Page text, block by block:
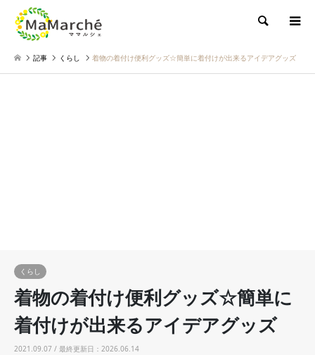
検索
記事 くらし 着物の着付け便利グッズ☆簡単に着付けが出来るアイデアグッズ
くらし
着物の着付け便利グッズ☆簡単に
着付けが出来るアイデアグッズ
2021.09.07 / 最終更新日：2026.06.14